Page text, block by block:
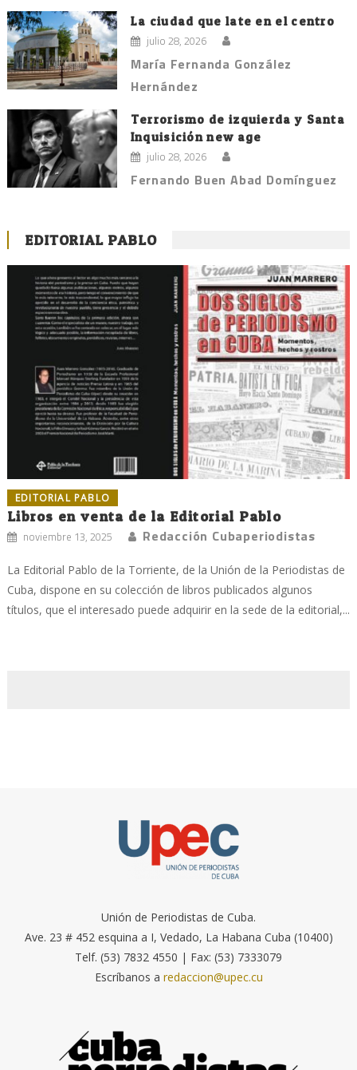
La ciudad que late en el centro
julio 28, 2026
María Fernanda González
Hernández
Terrorismo de izquierda y Santa
Inquisición new age
julio 28, 2026
Fernando Buen Abad Domínguez
EDITORIAL PABLO
EDITORIAL PABLO
Libros en venta de la Editorial Pablo
noviembre 13, 2025 Redacción Cubaperiodistas
La Editorial Pablo de la Torriente, de la Unión de la Periodistas de
Cuba, dispone en su colección de libros publicados algunos
títulos, que el interesado puede adquirir en la sede de la editorial,...
Unión de Periodistas de Cuba.
Ave. 23 # 452 esquina a I, Vedado, La Habana Cuba (10400)
Telf. (53) 7832 4550 | Fax: (53) 7333079
Escríbanos a redaccion@upec.cu